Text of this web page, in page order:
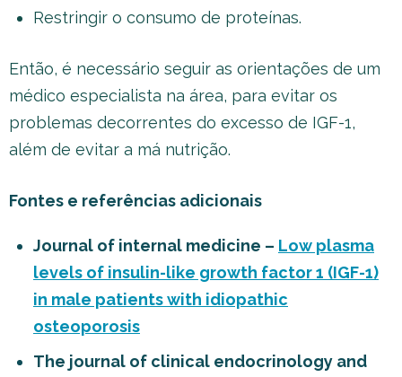
Restringir o consumo de proteínas.
Então, é necessário seguir as orientações de um
médico especialista na área, para evitar os
problemas decorrentes do excesso de IGF-1,
além de evitar a má nutrição.
Fontes e referências adicionais
Journal of internal medicine – Low plasma
levels of insulin-like growth factor 1 (IGF-1)
in male patients with idiopathic
osteoporosis
The journal of clinical endocrinology and